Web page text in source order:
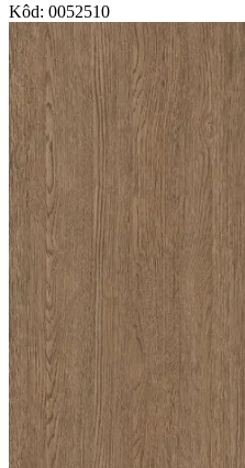
Kôd: 0052510